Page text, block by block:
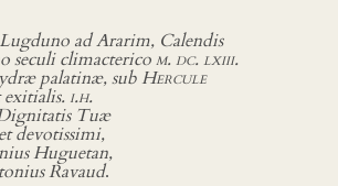
ad Ararim, Calendis
seculi climactericom. dc. lxiii.
palatinæ, subHercule
exitialis. i.h.
Tuæ
devotissimi,
Huguetan,
Ravaud.